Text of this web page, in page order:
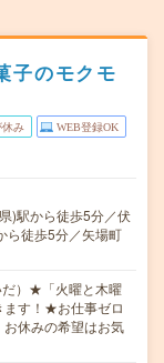
子のモクモ
休み WEB登録OK
)駅から徒歩5分／伏
ら徒歩5分／矢場町
だ）★「火曜と木曜
ます！★お仕事ゼロ
休みの希望はお気